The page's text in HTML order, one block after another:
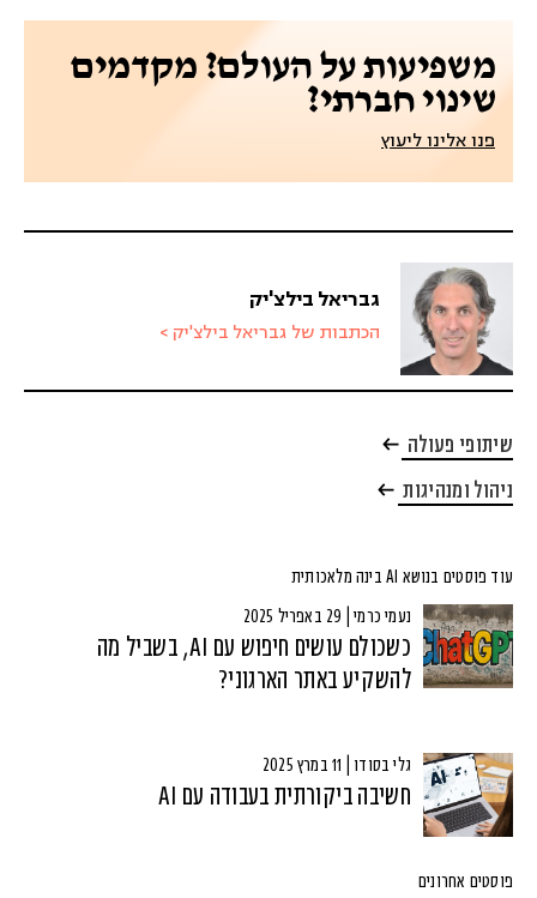
משפיעות על העולם? מקדמים
שינוי חברתי?
פנו אלינו ליעוץ
גבריאל בילצ'יק
הכתבות של גבריאל בילצ'יק >
שיתופי פעולה
ניהול ומנהיגות
עוד פוסטים בנושא AI בינה מלאכותית
נעמי כרמי | 29 באפריל 2025
כשכולם עושים חיפוש עם AI, בשביל מה
להשקיע באתר הארגוני?
גלי בסודו | 11 במרץ 2025
חשיבה ביקורתית בעבודה עם AI
פוסטים אחרונים